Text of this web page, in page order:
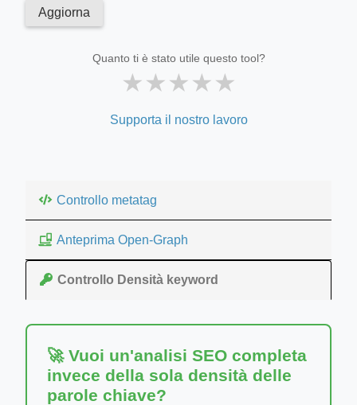
Aggiorna
Quanto ti è stato utile questo tool?
★★★★★
Supporta il nostro lavoro
Controllo metatag
Anteprima Open-Graph
Controllo Densità keyword
🚀 Vuoi un'analisi SEO completa
invece della sola densità delle
parole chiave?